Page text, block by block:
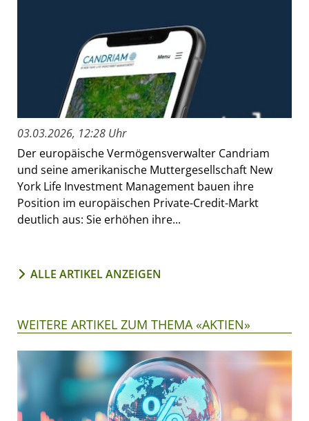
03.03.2026, 12:28 Uhr
Der europäische Vermögensverwalter Candriam
und seine amerikanische Muttergesellschaft New
York Life Investment Management bauen ihre
Position im europäischen Private-Credit-Markt
deutlich aus: Sie erhöhen ihre...
ALLE ARTIKEL ANZEIGEN
WEITERE ARTIKEL ZUM THEMA «AKTIEN»